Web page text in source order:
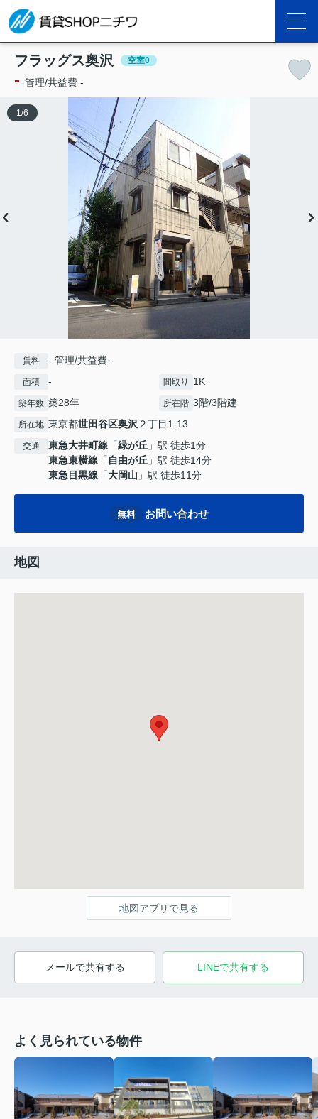
フラッグス奥沢 空室0
- 管理/共益費 -
1 /6
賃料 - 管理/共益費 -
面積 - 間取り 1K
築年数 築28年 所在階 3階/3階建
所在地 東京都世田谷区奥沢 ２丁目1-13
交通 東急大井町線 「緑が丘 」駅 徒歩1分
東急東横線 「 自由が丘 」駅 徒歩14分
東急目黒線 「大岡山 」駅 徒歩11分
無料 お問い合わせ
地図
地図アプリで見る
メールで共有する LINEで共有する
よく見られている物件